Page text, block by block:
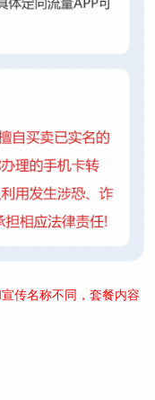
传名称不同，套餐内容